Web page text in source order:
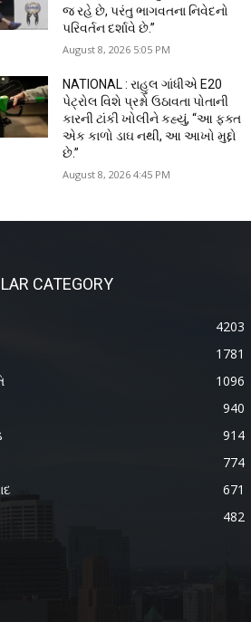
જ રહે છે, પરંતુ ભાગવતના નિવેદનો
પરિવર્તન દર્શાવે છે.”
August 8, 2026 5:05 PM
NATIONAL : રાહુલ ગાંધીએ E20
પેટ્રોલ વિશે પ્રશ્નો ઉઠાવતા પોતાની
કારની ટાંકી ખોલીને કહ્યું, “આ ફક્ત
એક કાળો ડાઘ નથી, આ આખો મુદ્દો
છે.”
August 8, 2026 4:45 PM
CATEGORY
4203
1781
1096
940
914
774
671
482